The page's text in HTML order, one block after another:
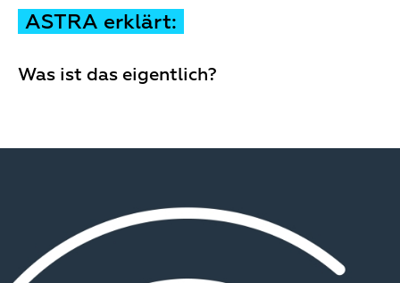
ASTRA erklärt:
Was ist das eigentlich?